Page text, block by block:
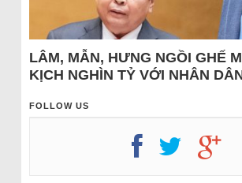
LÂM, MẪN, HƯNG NGỒI GHẾ
KỊCH NGHÌN TỶ VỚI NHÂN
FOLLOW US